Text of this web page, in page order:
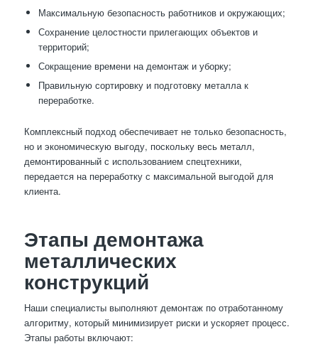
Максимальную безопасность работников и окружающих;
Сохранение целостности прилегающих объектов и
территорий;
Сокращение времени на демонтаж и уборку;
Правильную сортировку и подготовку металла к
переработке.
Комплексный подход обеспечивает не только безопасность,
но и экономическую выгоду, поскольку весь металл,
демонтированный с использованием спецтехники,
передается на переработку с максимальной выгодой для
клиента.
Этапы демонтажа
металлических
конструкций
Наши специалисты выполняют демонтаж по отработанному
алгоритму, который минимизирует риски и ускоряет процесс.
Этапы работы включают: